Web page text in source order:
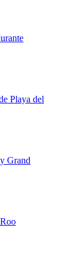
Playa del
Grand